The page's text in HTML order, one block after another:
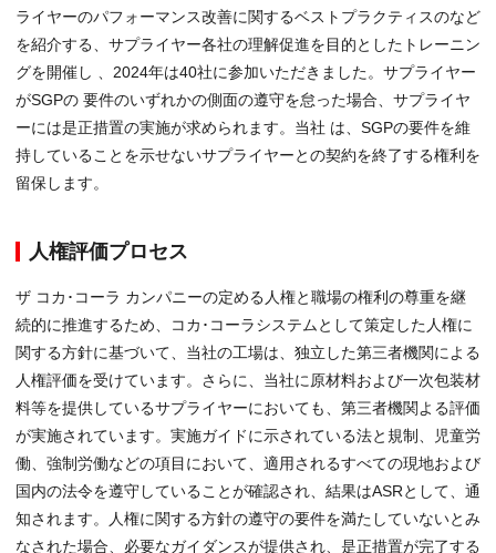
ライヤーのパフォーマンス改善に関するベストプラクティスのなど
を紹介する、サプライヤー各社の理解促進を目的としたトレーニン
グを開催し 、2024年は40社に参加いただきました。サプライヤー
がSGPの 要件のいずれかの側面の遵守を怠った場合、サプライヤ
ーには是正措置の実施が求められます。当社 は、SGPの要件を維
持していることを示せないサプライヤーとの契約を終了する権利を
留保します。
人権評価プロセス
ザ コカ･コーラ カンパニーの定める人権と職場の権利の尊重を継
続的に推進するため、コカ･コーラシステムとして策定した人権に
関する方針に基づいて、当社の工場は、独立した第三者機関による
人権評価を受けています。さらに、当社に原材料および一次包装材
料等を提供しているサプライヤーにおいても、第三者機関よる評価
が実施されています。実施ガイドに示されている法と規制、児童労
働、強制労働などの項目において、適用されるすべての現地および
国内の法令を遵守していることが確認され、結果はASRとして、通
知されます。人権に関する方針の遵守の要件を満たしていないとみ
なされた場合、必要なガイダンスが提供され、是正措置が完了する